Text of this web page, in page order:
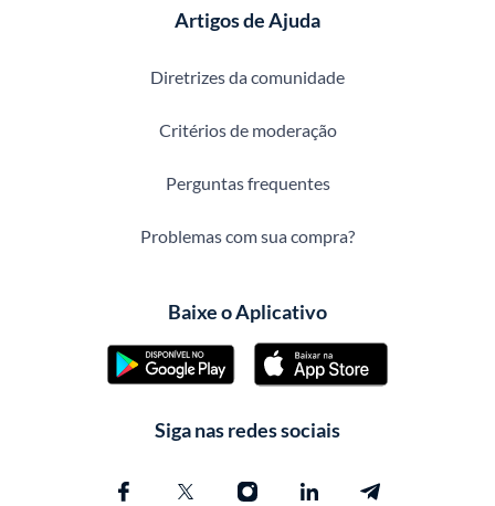
Artigos de Ajuda
Diretrizes da comunidade
Critérios de moderação
Perguntas frequentes
Problemas com sua compra?
Baixe o Aplicativo
Siga nas redes sociais